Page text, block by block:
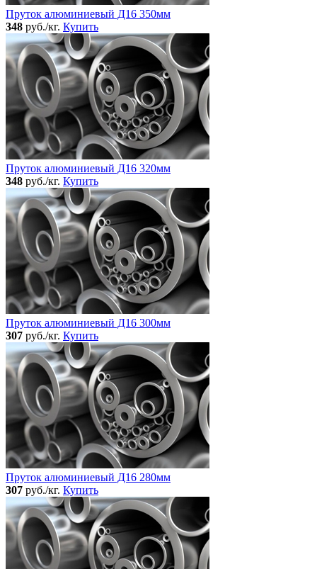
Пруток алюминиевый Д16 350мм
348 руб./кг. Купить
Пруток алюминиевый Д16 320мм
348 руб./кг. Купить
Пруток алюминиевый Д16 300мм
307 руб./кг. Купить
Пруток алюминиевый Д16 280мм
307 руб./кг. Купить